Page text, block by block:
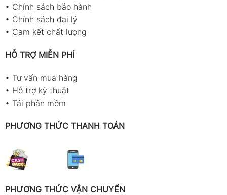
• Chính sách bảo hành
• Chính sách đại lý
• Cam kết chất lượng
HỖ TRỢ MIỄN PHÍ
• Tư vấn mua hàng
• Hỗ trợ kỹ thuật
• Tải phần mềm
PHƯƠNG THỨC THANH TOÁN
PHƯƠNG THỨC VẬN CHUYỂN